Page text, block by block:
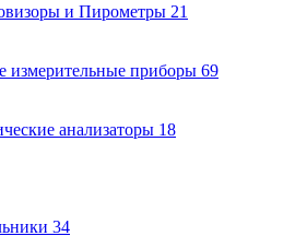
и Пирометры 21
измерительные приборы 69
анализаторы 18
34